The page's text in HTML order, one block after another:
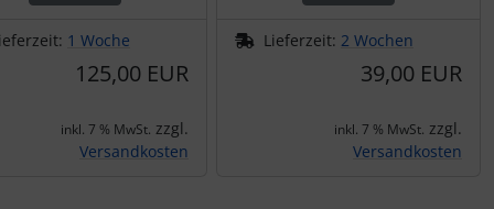
1 Woche
125,00 EUR
inkl. 7 % MwSt. zzgl.
Versandkosten
Lieferzeit: 2 Wochen
39,00 EUR
inkl. 7 % MwSt. zzgl.
Versandkosten